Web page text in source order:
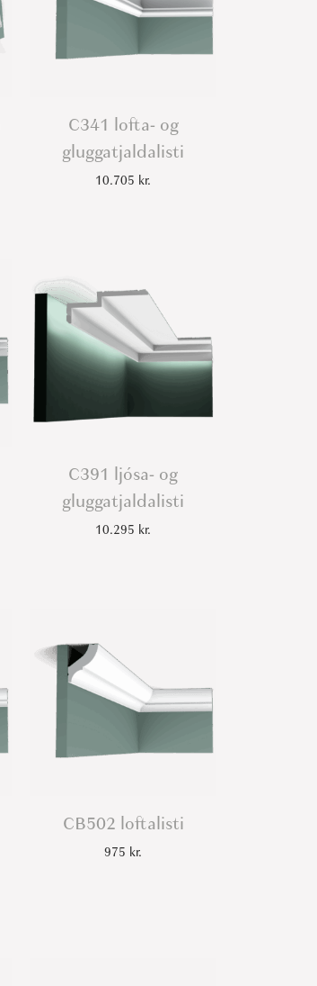
C341 lofta- og
gluggatjaldalisti
10.705 kr.
C391 ljósa- og
gluggatjaldalisti
10.295 kr.
CB502 loftalisti
975 kr.